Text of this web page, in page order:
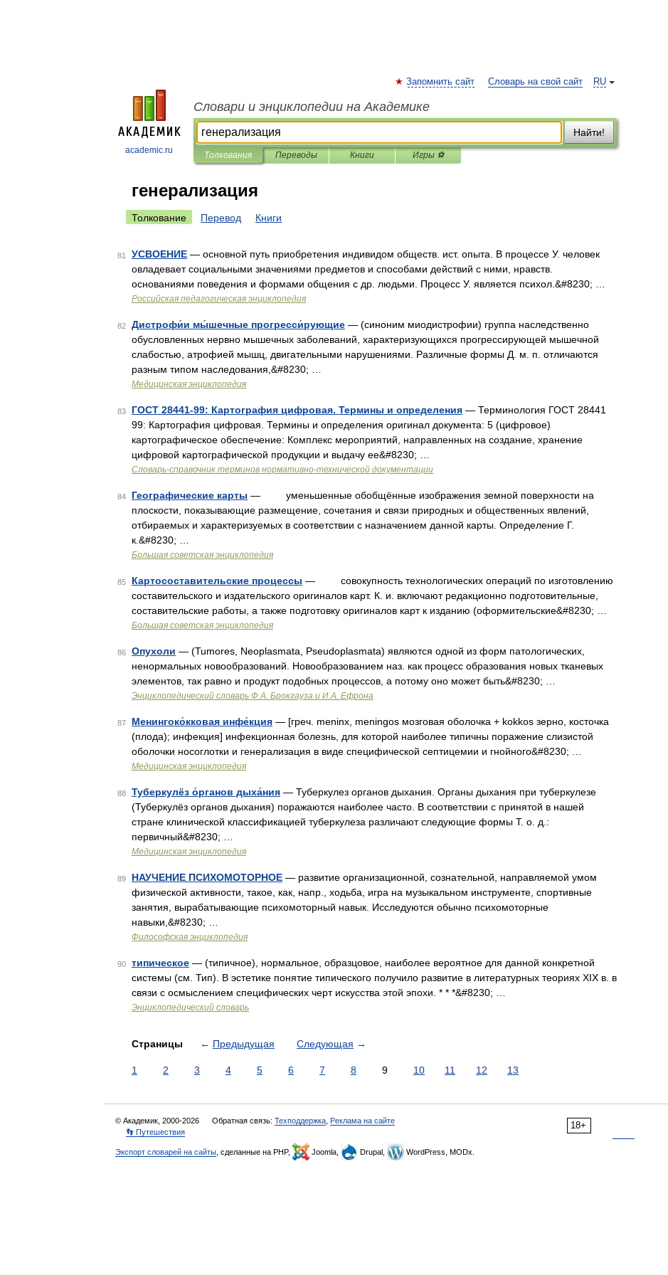
academic.ru
RU
Запомнить сайт Словарь на свой сайт
Словари и энциклопедии на Академике
Найти!
Толкования Переводы Книги Игры ⚽
генерализация
Толкование Перевод Книги
81 УСВОЕНИЕ — основной путь приобретения индивидом обществ. ист. опыта. В процессе У. человек
овладевает социальными значениями предметов и способами действий с ними, нравств.
основаниями поведения и формами общения с др. людьми. Процесс У. является психол.&#8230; …
Российская педагогическая энциклопедия
82 Дистрофи́и мы́шечные прогресси́рующие — (синоним миодистрофии) группа наследственно
обусловленных нервно мышечных заболеваний, характеризующихся прогрессирующей мышечной
слабостью, атрофией мышц, двигательными нарушениями. Различные формы Д. м. п. отличаются
разным типом наследования,&#8230; …
Медицинская энциклопедия
83 ГОСТ 28441-99: Картография цифровая. Термины и определения — Терминология ГОСТ 28441
99: Картография цифровая. Термины и определения оригинал документа: 5 (цифровое)
картографическое обеспечение: Комплекс мероприятий, направленных на создание, хранение
цифровой картографической продукции и выдачу ее&#8230; …
Словарь-справочник терминов нормативно-технической документации
84 Географические карты — уменьшенные обобщённые изображения земной поверхности на
плоскости, показывающие размещение, сочетания и связи природных и общественных явлений,
отбираемых и характеризуемых в соответствии с назначением данной карты. Определение Г.
к.&#8230; …
Большая советская энциклопедия
85 Картосоставительские процессы — совокупность технологических операций по изготовлению
составительского и издательского оригиналов карт. К. и. включают редакционно подготовительные,
составительские работы, а также подготовку оригиналов карт к изданию (оформительские&#8230; …
Большая советская энциклопедия
86 Опухоли — (Tumores, Neoplasmata, Pseudoplasmata) являются одной из форм патологических,
ненормальных новообразований. Новообразованием наз. как процесс образования новых тканевых
элементов, так равно и продукт подобных процессов, а потому оно может быть&#8230; …
Энциклопедический словарь Ф.А. Брокгауза и И.А. Ефрона
87 Менингоко́кковая инфе́кция — [греч. meninx, meningos мозговая оболочка + kokkos зерно, косточка
(плода); инфекция] инфекционная болезнь, для которой наиболее типичны поражение слизистой
оболочки носоглотки и генерализация в виде специфической септицемии и гнойного&#8230; …
Медицинская энциклопедия
88 Туберкулёз о́рганов дыха́ния — Туберкулез органов дыхания. Органы дыхания при туберкулезе
(Туберкулёз органов дыхания) поражаются наиболее часто. В соответствии с принятой в нашей
стране клинической классификацией туберкулеза различают следующие формы Т. о. д.:
первичный&#8230; …
Медицинская энциклопедия
89 НАУЧЕНИЕ ПСИХОМОТОРНОЕ — развитие организационной, сознательной, направляемой умом
физической активности, такое, как, напр., ходьба, игра на музыкальном инструменте, спортивные
занятия, вырабатывающие психомоторный навык. Исследуются обычно психомоторные
навыки,&#8230; …
Философская энциклопедия
90 типическое — (типичное), нормальное, образцовое, наиболее вероятное для данной конкретной
системы (см. Тип). В эстетике понятие типического получило развитие в литературных теориях XIX в. в
связи с осмыслением специфических черт искусства этой эпохи. * * *&#8230; …
Энциклопедический словарь
Страницы ← Предыдущая Следующая →
1 2 3 4 5 6 7 8 9 10 11 12 13
18+
© Академик, 2000-2026 Обратная связь: Техподдержка Реклама на сайте
👣 Путешествия
Экспорт словарей на сайты , сделанные на PHP, Joomla, Drupal, WordPress, MODx.